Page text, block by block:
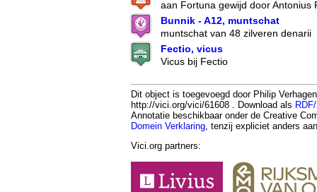
aan Fortuna gewijd door Antonius
Bunnik - A12, muntschat
muntschat van 48 zilveren denarii
Fectio, vicus
Vicus bij Fectio
Dit object is toegevoegd door Philip
http://vici.org/vici/61608 . Download als
Annotatie beschikbaar onder de Creative
Domein Verklaring, tenzij expliciet anders
Vici.org partners: